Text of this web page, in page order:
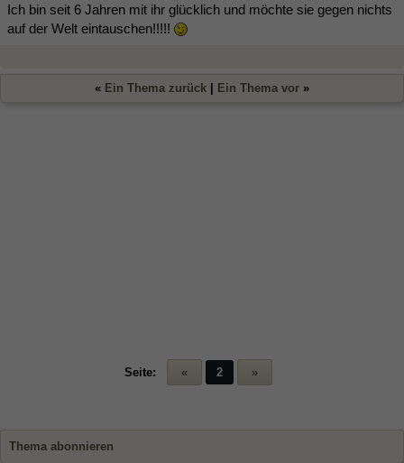
Ich bin seit 6 Jahren mit ihr glücklich und möchte sie gegen nichts
auf der Welt eintauschen!!!!!
« Ein Thema zurück Ein Thema vor »
Seite: « 2 »
Thema abonnieren